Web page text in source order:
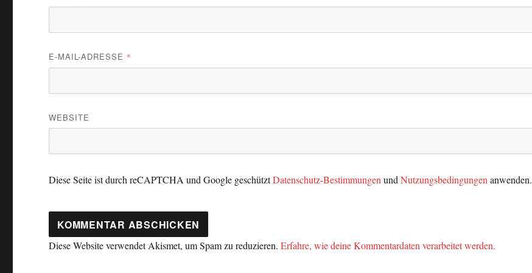
E-MAIL-ADRESSE *
WEBSITE
Diese Seite ist durch reCAPTCHA und Google geschütztDatenschutz-BestimmungenundNutzungsbedingungenanwenden.
Diese Website verwendet Akismet, um Spam zu reduzieren.Erfahre, wie deine Kommentardaten verarbeitet werden.